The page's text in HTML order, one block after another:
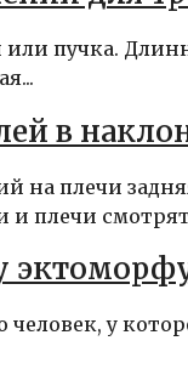
пучка.
в
на плечи
плечи
у